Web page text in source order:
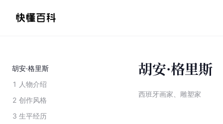
胡安·格里斯
1 人物介绍
2 创作风格
3 生平经历
胡安·格里斯
西班牙画家、雕塑家